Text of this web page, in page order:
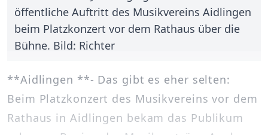
öffentliche Auftritt des Musikvereins Aidlingen
beim Platzkonzert vor dem Rathaus über die
Bühne. Bild: Richter
**Aidlingen **- Das gibt es eher selten:
Beim Platzkonzert des Musikvereins vor dem
Rathaus in Aidlingen bekam das Publikum